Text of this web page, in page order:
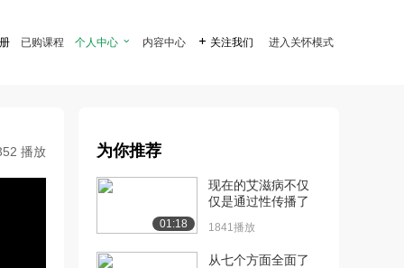
已购课程 个人中心  内容中心  关注我们 进入关怀模式
播放 为你推荐
01:18
现在的艾滋病不仅
仅是通过性传播了
1841播放
从七个方面全面了